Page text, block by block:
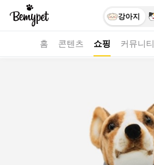
강아지
홈 콘텐츠 쇼핑 커뮤니티